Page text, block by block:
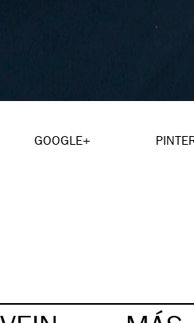
GOOGLE+